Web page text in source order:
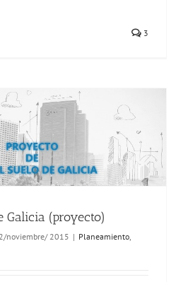
3
Galicia (proyecto)
2/noviembre/ 2015 | Planeamiento,